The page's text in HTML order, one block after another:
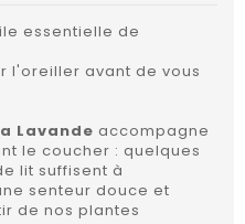
essentielle de
l'oreiller avant de vous
Lavande accompagne
le coucher : quelques
lit suffisent à
senteur douce et
de nos plantes